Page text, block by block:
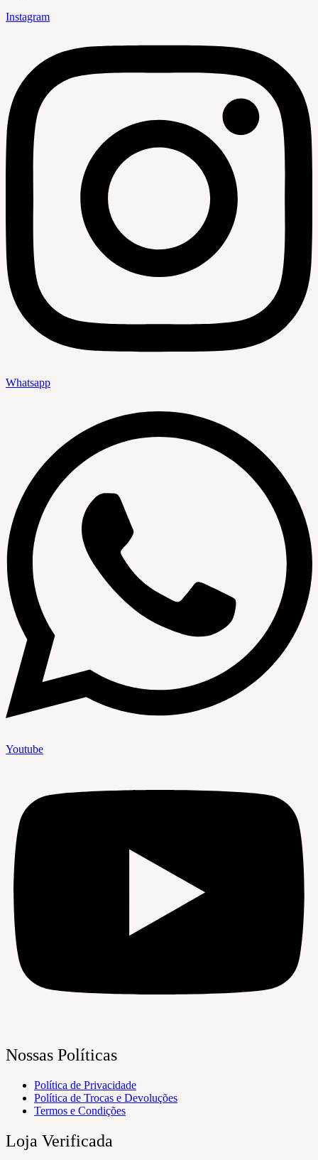
Instagram
Whatsapp
Youtube
Nossas Políticas
Política de Privacidade
Política de Trocas e Devoluções
Termos e Condições
Loja Verificada